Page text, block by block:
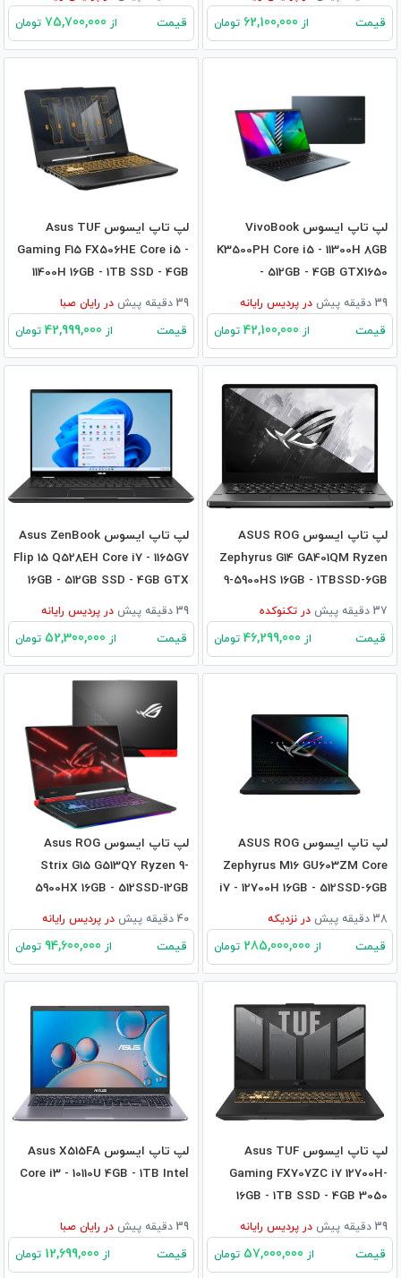
قیمت از تومان قیمت از تومان
لپ تاپ ایسوس VivoBook
K3500PH Core i5 - 11300H 8GB
- 512GB - 4GB GTX1650
39 دقیقه پیش در پردیس رایانه
قیمت از تومان
لپ تاپ ایسوس Asus TUF
Gaming F15 FX506HE Core i5 -
11400H 16GB - 1TB SSD - 4GB
3050Ti
39 دقیقه پیش در رایان صبا
قیمت از تومان
لپ تاپ ایسوس ASUS ROG
Zephyrus G14 GA401QM Ryzen
9-5900HS 16GB - 1TBSSD-6GB
RTX3060
37 دقیقه پیش در تکنوکده
قیمت از تومان
لپ تاپ ایسوس Asus ZenBook
Flip 15 Q528EH Core i7 - 1165G7
16GB - 512GB SSD - 4GB GTX
1650
39 دقیقه پیش در پردیس رایانه
قیمت از تومان
لپ تاپ ایسوس ASUS ROG
Zephyrus M16 GU603ZM Core
i7 - 12700H 16GB - 512SSD-6GB
RTX306038 دقیقه پیش در نزدیکه
قیمت از تومان
لپ تاپ ایسوس Asus ROG
Strix G15 G513QY Ryzen 9-
5900HX 16GB - 512SSD-12GB
RX6800M40 دقیقه پیش در پردیس رایانه
قیمت از تومان
لپ تاپ ایسوس Asus TUF
Gaming FX707ZC i7 12700H-
16GB - 1TB SSD - 4GB 3050
39 دقیقه پیش در پردیس رایانه
قیمت از تومان
لپ تاپ ایسوس Asus X515FA
Core i3 - 10110U 4GB - 1TB Intel
39 دقیقه پیش در رایان صبا
قیمت از تومان